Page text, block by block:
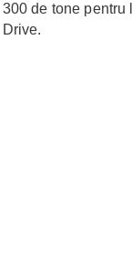
300 de tone pentru
Drive.